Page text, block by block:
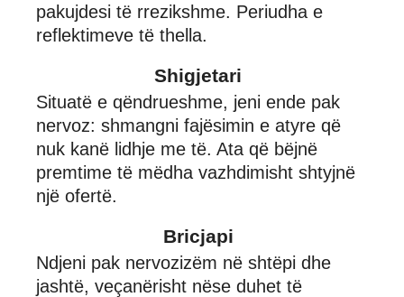
pakujdesi të rrezikshme. Periudha e
reflektimeve të thella.
Shigjetari
Situatë e qëndrueshme, jeni ende pak
nervoz: shmangni fajësimin e atyre që
nuk kanë lidhje me të. Ata që bëjnë
premtime të mëdha vazhdimisht shtyjnë
një ofertë.
Bricjapi
Ndjeni pak nervozizëm në shtëpi dhe
jashtë, veçanërisht nëse duhet të